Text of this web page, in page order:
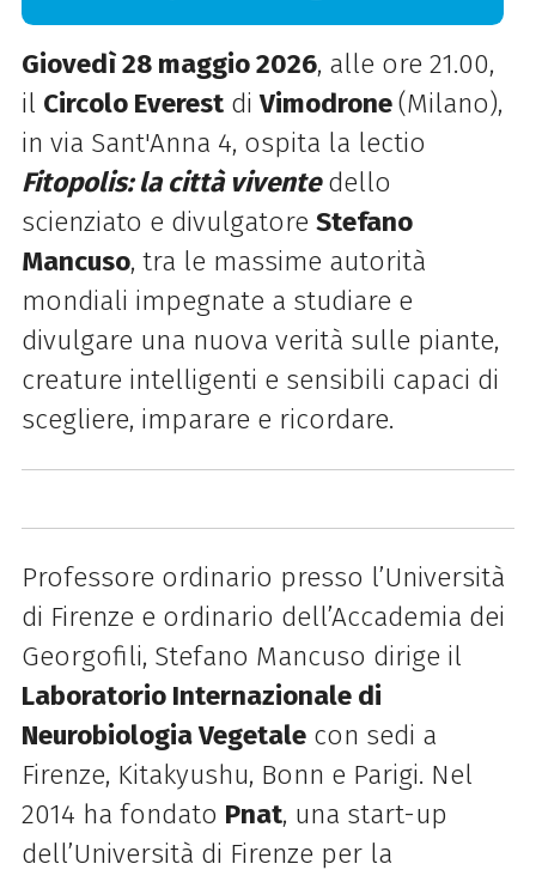
Giovedì 28 maggio 2026, alle ore 21.00,
il Circolo EverestdiVimodrone(Milano),
in via Sant'Anna 4, ospita la lectio
Fitopolis: la città viventedello
scienziato e divulgatore Stefano
Mancuso, tra le massime autorità
mondiali impegnate a studiare e
divulgare una nuova verità sulle piante,
creature intelligenti e sensibili capaci di
scegliere, imparare e ricordare.
Professore ordinario presso l’Università
di Firenze e ordinario dell’Accademia dei
Georgofili, Stefano Mancuso dirige il
Laboratorio Internazionale di
Neurobiologia Vegetalecon sedi a
Firenze, Kitakyushu, Bonn e Parigi. Nel
2014 ha fondato Pnat, una start-up
dell’Università di Firenze per la